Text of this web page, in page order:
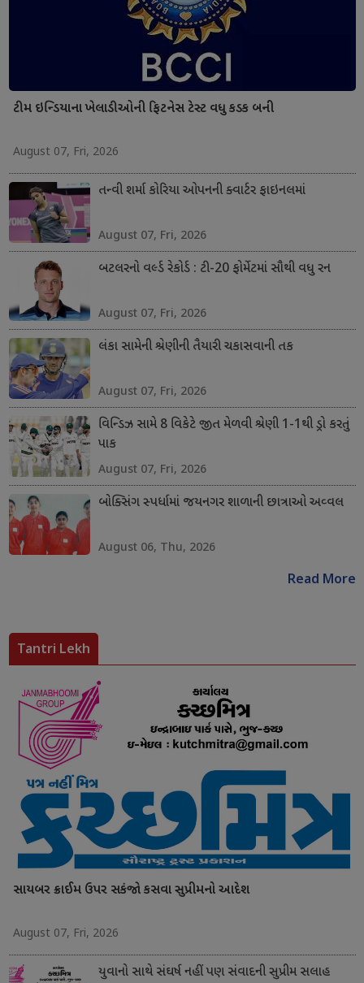
ટીમ ઇન્ડિયાના ખેલાડીઓની ફિટનેસ ટેસ્ટ વધુ કડક બની
August 07, Fri, 2026
તન્વી શર્મા કોરિયા ઓપનની ક્વાર્ટર ફાઇનલમાં
August 07, Fri, 2026
બટલરનો વર્લ્ડ રેકોર્ડ : ટી-20 ફોર્મેટમાં સૌથી વધુ રન
August 07, Fri, 2026
લંકા સામેની શ્રેણીની તૈયારી ચકાસવાની તક
August 07, Fri, 2026
વિન્ડિઝ સામે 8 વિકેટે જીત મેળવી શ્રેણી 1-1થી ડ્રો કરતું
પાક
August 07, Fri, 2026
બોક્સિંગ સ્પર્ધામાં જયનગર શાળાની છાત્રાઓ અવ્વલ
August 06, Thu, 2026
Read More
Tantri Lekh
સાયબર ક્રાઈમ ઉપર સકંજો કસવા સુપ્રીમનો આદેશ
August 07, Fri, 2026
યુવાનો સાથે સંઘર્ષ નહીં પણ સંવાદની સુપ્રીમ સલાહ